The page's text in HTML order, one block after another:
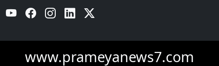
YouTube Facebook Instagram Linkedin
www.prameyanews7.com